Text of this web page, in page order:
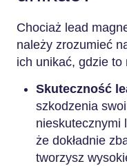
Chociaż lead
należy zrozumieć
ich unikać, gdzie to
Skuteczność
szkodzenia
nieskutecznymi
że dokładnie
tworzysz